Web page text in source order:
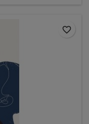
favorite_border